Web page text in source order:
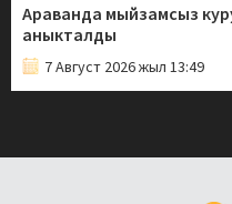
Араванда мыйзамсыз
аныкталды
7 Август 2026 жыл 13:49